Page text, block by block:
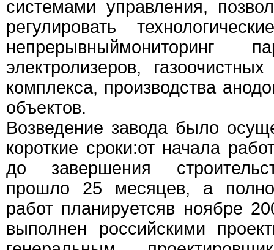
системами управления,
регулировать
непрерывныймониторинг
электролизеров, газоочистных
комплекса, производства
объектов.
Возведение завода было
короткие сроки:от начала
до завершения
прошло 25 месяцев, а
работ планируетсяв ноябре
выполнен российскими